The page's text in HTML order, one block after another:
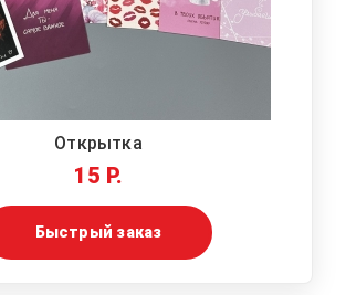
Открытка
15 Р.
Быстрый заказ